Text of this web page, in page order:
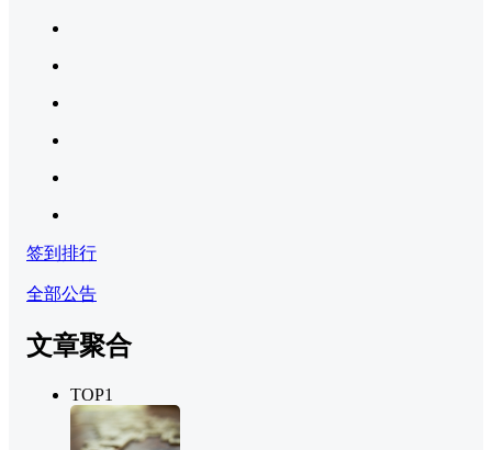
签到排行
全部公告
文章聚合
TOP1